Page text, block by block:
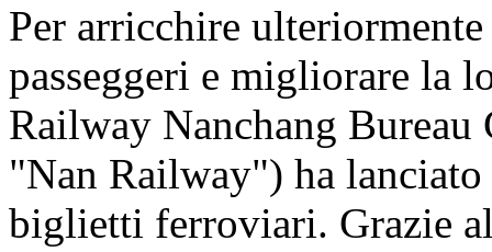
Per arricchire
passeggeri e migliorare la
Railway Nanchang
"Nan Railway") ha
biglietti ferroviari. Grazie